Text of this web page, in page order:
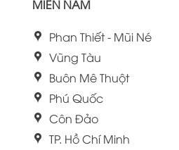
MIỀN NAM
Phan Thiết - Mũi Né
Vũng Tàu
Buôn Mê Thuột
Phú Quốc
Côn Đảo
TP. Hồ Chí Minh